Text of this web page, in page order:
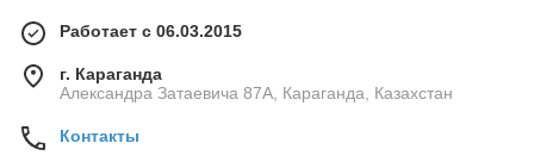
Работает с 06.03.2015
г. Караганда
Александра Затаевича 87А, Караганда, Казахстан
Контакты